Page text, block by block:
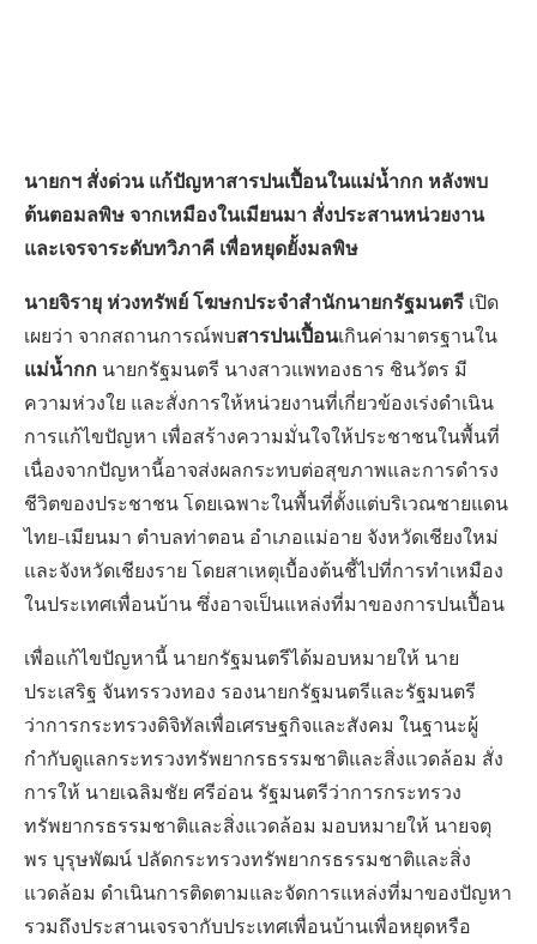
นายกฯ สั่งด่วน แก้ปัญหาสารปนเปื้อนในแม่น้ำกก หลังพบ
ต้นตอมลพิษ จากเหมืองในเมียนมา สั่งประสานหน่วยงาน
และเจรจาระดับทวิภาคี เพื่อหยุดยั้งมลพิษ
นายจิรายุ ห่วงทรัพย์ โฆษกประจำสำนักนายกรัฐมนตรี เปิด
เผยว่า จากสถานการณ์พบสารปนเปื้อนเกินค่ามาตรฐานใน
แม่น้ำกก นายกรัฐมนตรี นางสาวแพทองธาร ชินวัตร มี
ความห่วงใย และสั่งการให้หน่วยงานที่เกี่ยวข้องเร่งดำเนิน
การแก้ไขปัญหา เพื่อสร้างความมั่นใจให้ประชาชนในพื้นที่
เนื่องจากปัญหานี้อาจส่งผลกระทบต่อสุขภาพและการดำรง
ชีวิตของประชาชน โดยเฉพาะในพื้นที่ตั้งแต่บริเวณชายแดน
ไทย-เมียนมา ตำบลท่าตอน อำเภอแม่อาย จังหวัดเชียงใหม่
และจังหวัดเชียงราย โดยสาเหตุเบื้องต้นชี้ไปที่การทำเหมือง
ในประเทศเพื่อนบ้าน ซึ่งอาจเป็นแหล่งที่มาของการปนเปื้อน
เพื่อแก้ไขปัญหานี้ นายกรัฐมนตรีได้มอบหมายให้ นาย
ประเสริฐ จันทรรวงทอง รองนายกรัฐมนตรีและรัฐมนตรี
ว่าการกระทรวงดิจิทัลเพื่อเศรษฐกิจและสังคม ในฐานะผู้
กำกับดูแลกระทรวงทรัพยากรธรรมชาติและสิ่งแวดล้อม สั่ง
การให้ นายเฉลิมชัย ศรีอ่อน รัฐมนตรีว่าการกระทรวง
ทรัพยากรธรรมชาติและสิ่งแวดล้อม มอบหมายให้ นายจตุ
พร บุรุษพัฒน์ ปลัดกระทรวงทรัพยากรธรรมชาติและสิ่ง
แวดล้อม ดำเนินการติดตามและจัดการแหล่งที่มาของปัญหา
รวมถึงประสานเจรจากับประเทศเพื่อนบ้านเพื่อหยุดหรือ